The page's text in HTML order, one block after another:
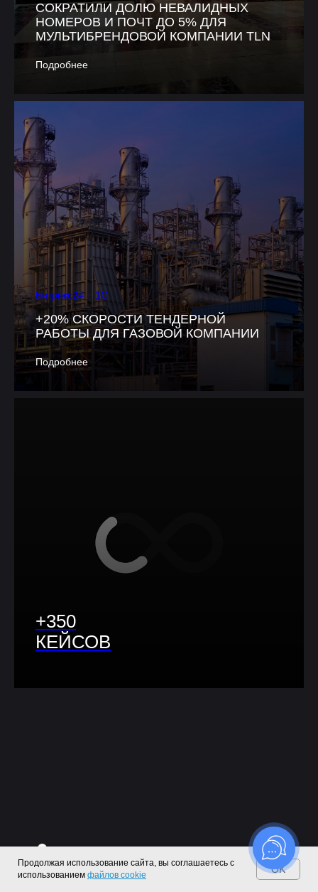
СОКРАТИЛИ ДОЛЮ НЕВАЛИДНЫХ
НОМЕРОВ И ПОЧТ ДО 5% ДЛЯ
МУЛЬТИБРЕНДОВОЙ КОМПАНИИ TLN
Подробнее
Битрикс24 + 1С
+20% СКОРОСТИ ТЕНДЕРНОЙ
РАБОТЫ ДЛЯ ГАЗОВОЙ КОМПАНИИ
Подробнее
+350
КЕЙСОВ
Продолжая использование сайта, вы соглашаетесь с
использованием файлов cookie
OK